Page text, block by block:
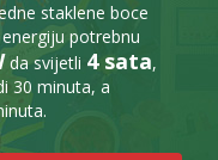
staklene boce
potrebnu
da svijetli 4 sata,
30 minuta, a